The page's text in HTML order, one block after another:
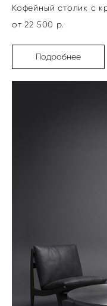
Кофейный столик с
от 22 500 р.
Подробнее